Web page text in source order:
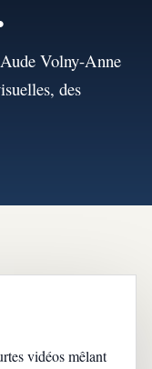
Volny-Anne
des
vidéos mêlant